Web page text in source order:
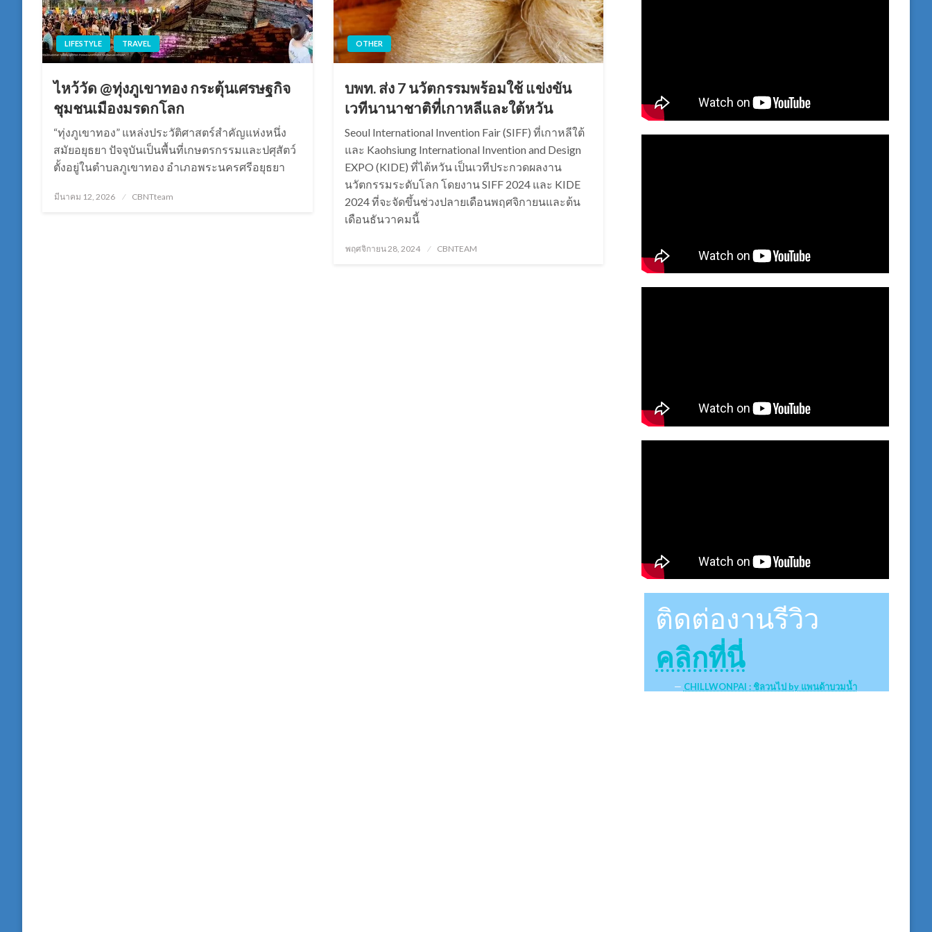
LIFESTYLE TRAVEL
ไหว้วัด @ทุ่งภูเขาทอง กระตุ้นเศรษฐกิจ
ชุมชนเมืองมรดกโลก
“ทุ่งภูเขาทอง” แหล่งประวัติศาสตร์สำคัญแห่งหนึ่ง
สมัยอยุธยา ปัจจุบันเป็นพื้นที่เกษตรกรรมและปศุสัตว์
ตั้งอยู่ในตำบลภูเขาทอง อำเภอพระนครศรีอยุธยา
Posted
มีนาคม 12, 2026 CBNTteam
OTHER
บพท. ส่ง 7 นวัตกรรมพร้อมใช้ แข่งขัน
เวทีนานาชาติที่เกาหลีและใต้หวัน
Seoul International Invention Fair (SIFF) ที่เกาหลีใต้
และ Kaohsiung International Invention and Design
EXPO (KIDE) ที่ไต้หวัน เป็นเวทีประกวดผลงาน
นวัตกรรมระดับโลก โดยงาน SIFF 2024 และ KIDE
2024 ที่จะจัดขึ้นช่วงปลายเดือนพฤศจิกายนและต้น
เดือนธันวาคมนี้
Posted
พฤศจิกายน 28, 2024 CBNTEAM
ติดต่องานรีวิว
คลิกที่นี่
CHILLWONPAI : ชิลวนไป by แพนด้าบวมน้ำ